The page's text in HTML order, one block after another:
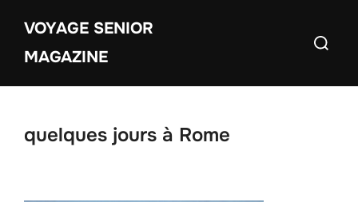
contenu
VOYAGE SENIOR
MAGAZINE
quelques jours à Rome